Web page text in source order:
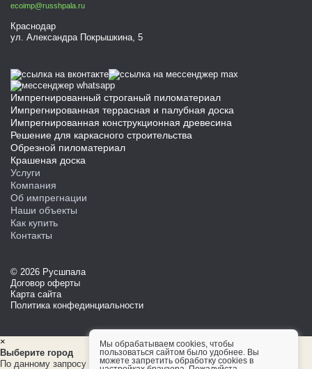
Импрегнированный строганый пиломатериал
Импрегнированная террасная и палубная доска
Импрегнированная конструкционная древесина
Решение для каркасного строительства
Обрезной пиломатериал
Крашеная доска
Услуги
Компания
Об импрегнации
Наши объекты
Как купить
Контакты
ecoimp@russhpala.ru
Краснодар
ул. Александра Покрышкина, 5
© 2026 Русшпала
Договор оферты
Карта сайта
Политика конфединциальности
×
Выберите город
По данному запросу ни одного города не найдено!
Мы обрабатываем cookies, чтобы
пользоваться сайтом было удобнее. Вы
можете запретить обработку cookies в